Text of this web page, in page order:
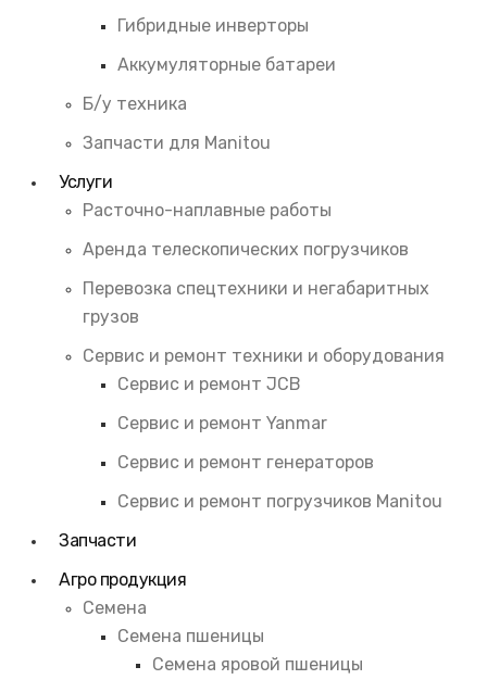
Гибридные инверторы
Аккумуляторные батареи
Б/у техника
Запчасти для Manitou
Услуги
Расточно-наплавные работы
Аренда телескопических погрузчиков
Перевозка спецтехники и негабаритных
грузов
Сервис и ремонт техники и оборудования
Сервис и ремонт JCB
Сервис и ремонт Yanmar
Сервис и ремонт генераторов
Сервис и ремонт погрузчиков Manitou
Запчасти
Агро продукция
Семена
Семена пшеницы
Семена яровой пшеницы